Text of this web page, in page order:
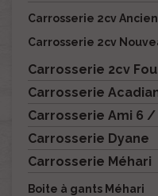
Carrosserie 2cv
Carrosserie 2cv
Carrosserie 2cv
Carrosserie
Carrosserie Ami 6 /
Carrosserie Dyane
Carrosserie Méhari
Boite à gants Méhari